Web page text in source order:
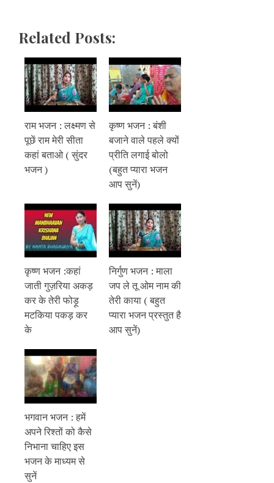
Related Posts:
राम भजन : लक्ष्मण से
पूछें राम मेरी सीता
कहां बताओ ( सुंदर
भजन )
कृष्ण भजन : बंशी
बजाने वाले पहले क्यों
प्रीति लगाई बोलो
(बहुत प्यारा भजन
आप सुनें)
कृष्ण भजन :कहां
जाती गुज़रिया अकड़
कर के तेरी फोड़ू
मटकिया पकड़ कर
के
निर्गुण भजन : माला
जप ले तू ओम नाम की
तेरी काया ( बहुत
प्यारा भजन प्रस्तुत है
आप सुनें)
भगवान भजन : हमें
अपने रिश्तों को कैसे
निभाना चाहिए इस
भजन के माध्यम से
सुनें